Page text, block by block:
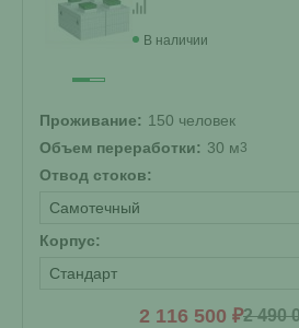
В наличии
Проживание: 150 человек
Объем переработки: 30 м3
Отвод стоков:
Самотечный
Корпус:
Стандарт
2 116 500 ₽2 490